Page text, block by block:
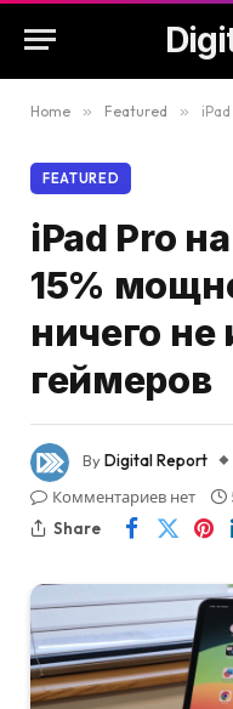
Home » Featured » iPad
FEATURED
iPad Pro
15%
ничего
геймеров
ByDigital Report
Комментариев нет
Share